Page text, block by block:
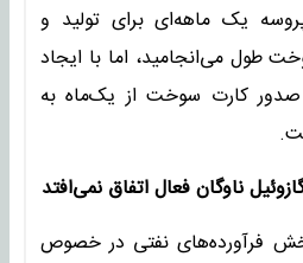
یک ماهه‌ای برای تولید و
طول می‌انجامید، اما با ایجاد
صدور کارت سوخت از یک‌ماه به
ناوگان فعال اتفاق نمی‌افتد
فرآورده‌های نفتی در خصوص